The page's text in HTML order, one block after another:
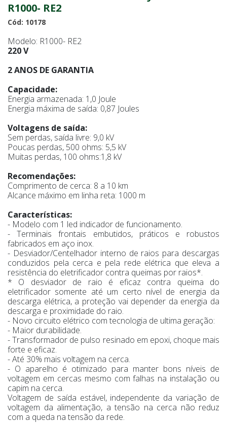
R1000- RE2
Cód: 10178
Modelo: R1000- RE2
220 V
2 ANOS DE GARANTIA
Capacidade:
Energia armazenada: 1,0 Joule
Energia máxima de saída: 0,87 Joules
Voltagens de saída:
Sem perdas, saída livre: 9,0 kV
Poucas perdas, 500 ohms: 5,5 kV
Muitas perdas, 100 ohms:1,8 kV
Recomendações:
Comprimento de cerca: 8 a 10 km
Alcance máximo em linha reta: 1000 m
Características:
- Modelo com 1 led indicador de funcionamento.
- Terminais frontais embutidos, práticos e robustos
fabricados em aço inox.
- Desviador/Centelhador interno de raios para descargas
conduzidos pela cerca e pela rede elétrica que eleva a
resistência do eletrificador contra queimas por raios*.
* O desviador de raio é eficaz contra queima do
eletrificador somente até um certo nível de energia da
descarga elétrica, a proteção vai depender da energia da
descarga e proximidade do raio.
- Novo circuito elétrico com tecnologia de ultima geração:
- Maior durabilidade.
- Transformador de pulso resinado em epoxi, choque mais
forte e eficaz.
- Até 30% mais voltagem na cerca.
- O aparelho é otimizado para manter bons níveis de
voltagem em cercas mesmo com falhas na instalação ou
capim na cerca.
Voltagem de saída estável, independente da variação de
voltagem da alimentação, a tensão na cerca não reduz
com a queda na tensão da rede.